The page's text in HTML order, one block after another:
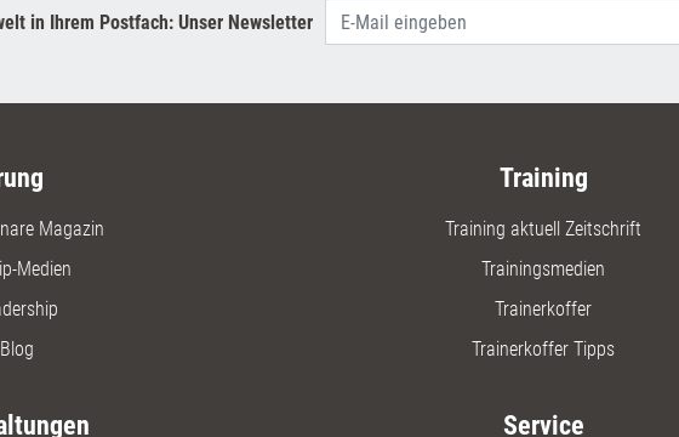
in Ihrem Postfach: Unser Newsletter
Magazin
Medien
Training
Training aktuell Zeitschrift
Trainingsmedien
Trainerkoffer
Trainerkoffer Tipps
Service